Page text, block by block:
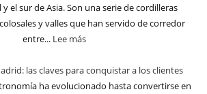
el sur de Asia. Son una serie de cordilleras
y valles que han servido de corredor
entre... Lee más
las claves para conquistar a los clientes
ha evolucionado hasta convertirse en